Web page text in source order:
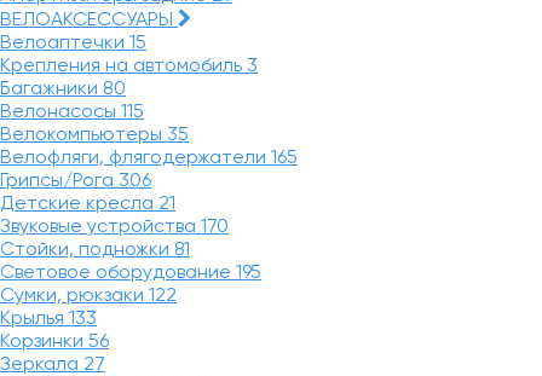
ВЕЛОАКСЕССУАРЫ
Велоаптечки 15
Крепления на автомобиль 3
Багажники 80
Велонасосы 115
Велокомпьютеры 35
Велофляги, флягодержатели 165
Грипсы/Рога 306
Детские кресла 21
Звуковые устройства 170
Стойки, подножки 81
Световое оборудование 195
Сумки, рюкзаки 122
Крылья 133
Корзинки 56
Зеркала 27